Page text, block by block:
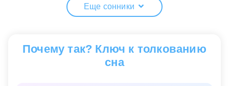
не только расстройство здоровья, но также
неприятности в делах.
окружающим.
— досадная случайность
Еще сонники
Почему так? Ключ к толкованию
сна